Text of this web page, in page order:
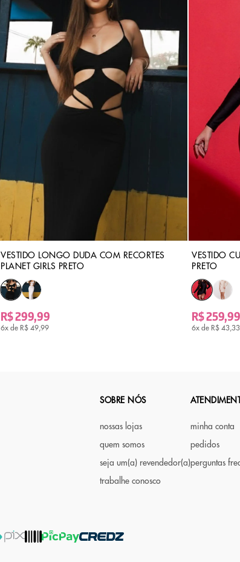
VESTIDO LONGO DUDA COM RECORTES
PLANET GIRLS PRETO
R$ 299,99
6x de R$ 49,99
VESTIDO
PRETO
R$ 259,99
6x de R$ 43,33
SOBRE NÓS
nossas lojas
quem somos
seja um(a) revendedor(a)
trabalhe conosco
minha conta
pedidos
perguntas